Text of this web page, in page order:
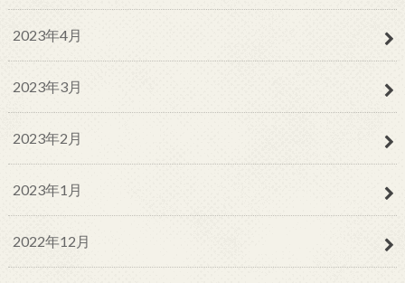
2023年4月
2023年3月
2023年2月
2023年1月
2022年12月